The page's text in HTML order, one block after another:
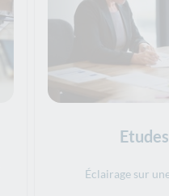
Éclairage sur